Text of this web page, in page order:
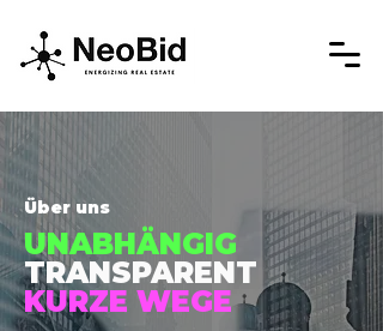
Über uns
UNABHÄNGIG
TRANSPARENT
KURZE WEGE